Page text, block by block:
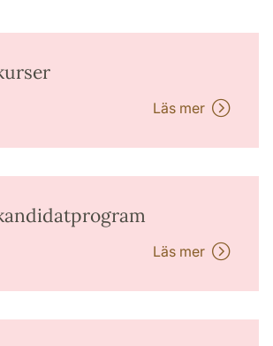
Läs mer
Läs mer